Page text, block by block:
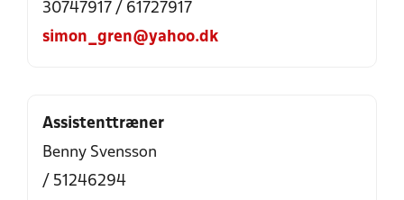
30747917 / 61727917
simon_gren@yahoo.dk
Assistenttræner
Benny Svensson
/ 51246294